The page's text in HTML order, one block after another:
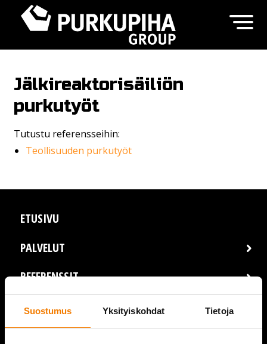
Suostumus Yksityiskohdat Tietoja
Jälkireaktorisäiliön
purkutyöt
Tutustu referensseihin:
Teollisuuden purkutyöt
ETUSIVU
PALVELUT
REFERENSSIT
AJANKOHTAISTA